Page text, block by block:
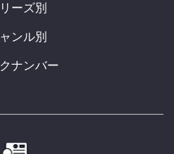
ーズ別
ンル別
ナンバー